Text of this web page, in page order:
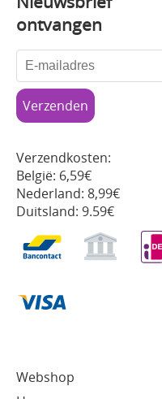
Webshop
ontvangen
Verzendkosten:
België: 6,59€
Nederland: 8,99€
Duitsland: 9.59€